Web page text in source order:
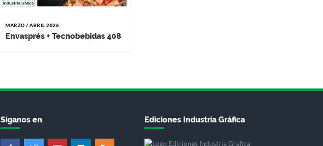
MARZO / ABRIL 2026
Envasprés + Tecnobebidas 408
Síganos en Ediciones Industria Gráfica